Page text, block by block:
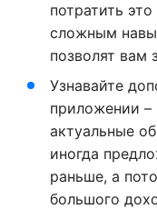
потратить
сложным
позволят вам
Узнавайте
приложении –
актуальные
иногда
раньше, а
большого